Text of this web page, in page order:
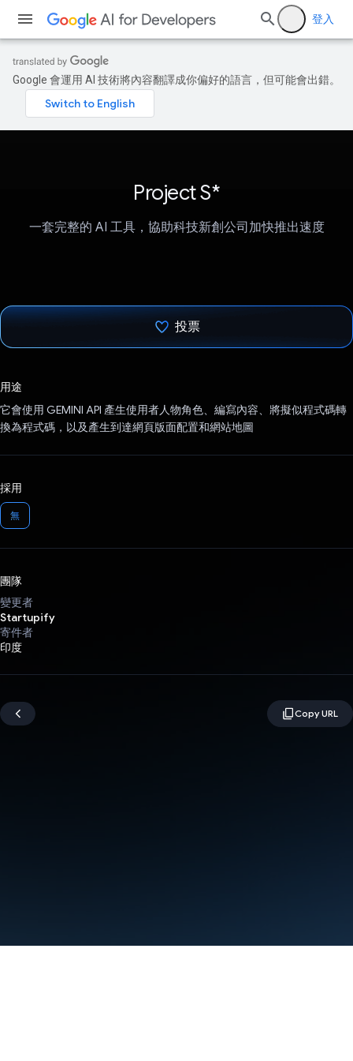
登入
Google 會運用 AI 技術將內容翻譯成你偏好的語言，但可能會出錯。
Project S*
一套完整的 AI 工具，協助科技新創公司加快推出速度
投票
用途
它會使用 GEMINI API 產生使用者人物角色、編寫內容、將擬似程式碼轉
換為程式碼，以及產生到達網頁版面配置和網站地圖
採用
無
團隊
變更者
Startupify
寄件者
印度